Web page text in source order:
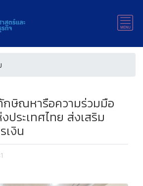
กษิณหารือความร่วมมือ
ประเทศไทย ส่งเสริม
เงิน